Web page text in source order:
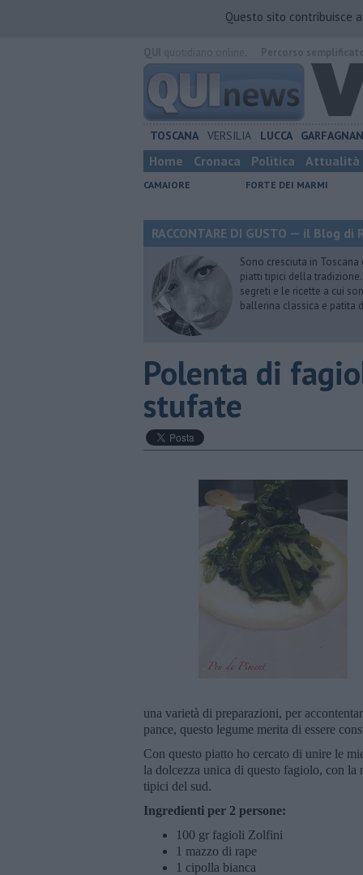
Questo sito contribuisce
TOSCANA VERSILIA LUCCA
Home Cronaca Politica Attualità
CAMAIORE FORTE DEI MARMI
RACCONTARE DI GUSTO — il Blog di
Sono cresciuta in
piatti tipici della
segreti e le ricette a cui
ballerina classica e patita
Polenta di
stufate
una varietà di preparazioni, per
pance, questo legume merita di essere
Con questo piatto ho cercato di unire le
la dolcezza unica di questo fagiolo, con la
tipici del sud.
Ingredienti per 2 persone:
100 gr fagioli Zolfini
1 mazzo di rape
1 cipolla bianca